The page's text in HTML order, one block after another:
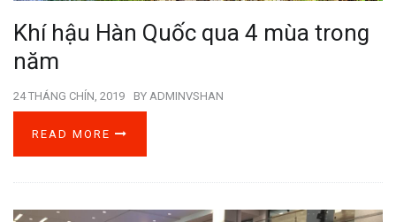
Khí hậu Hàn Quốc qua 4 mùa trong
năm
24 THÁNG CHÍN, 2019 BY ADMINVSHAN
READ MORE